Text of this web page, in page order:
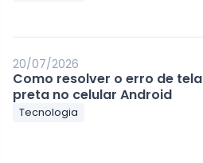
20/07/2026
Como resolver o erro de tela
preta no celular Android
Tecnologia